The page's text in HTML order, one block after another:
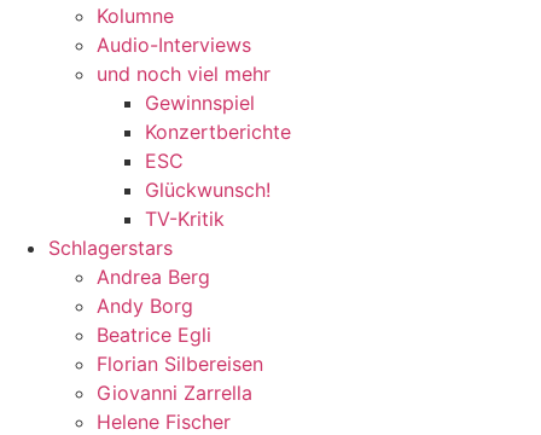
Kolumne
Audio-Interviews
und noch viel mehr
Gewinnspiel
Konzertberichte
ESC
Glückwunsch!
TV-Kritik
Schlagerstars
Andrea Berg
Andy Borg
Beatrice Egli
Florian Silbereisen
Giovanni Zarrella
Helene Fischer